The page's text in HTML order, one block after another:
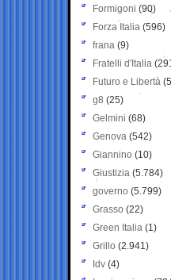
Formigoni (90)
Forza Italia (596)
frana (9)
Fratelli d'Italia
Futuro e Libertà
g8 (25)
Gelmini (68)
Genova (542)
Giannino (10)
Giustizia (5.784)
governo (5.799)
Grasso (22)
Green Italia (1)
Grillo (2.941)
Idv (4)